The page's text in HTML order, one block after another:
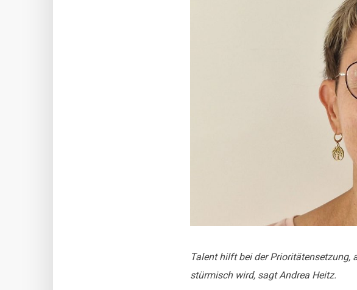
Talent hilft bei der Prioritätensetzung,
stürmisch wird, sagt Andrea Heitz.